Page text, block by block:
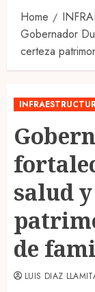
Home
Gobernador
certeza
salud
de
LUIS DIAZ